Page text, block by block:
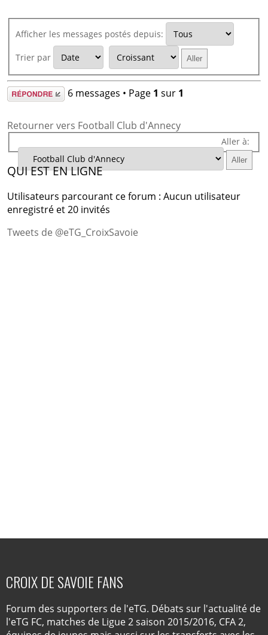
Afficher les messages postés depuis:
Trier par
Répondre 6 messages • Page 1 sur 1
Retourner vers Football Club d'Annecy
Aller à:
QUI EST EN LIGNE
Utilisateurs parcourant ce forum : Aucun utilisateur
enregistré et 20 invités
Tweets de @eTG_CroixSavoie
CROIX DE SAVOIE FANS
Forum des supporters de l'eTG. Débats sur l'actualité de
l'eTG FC, matches de Ligue 2 saison 2015/2016, CFA 2,